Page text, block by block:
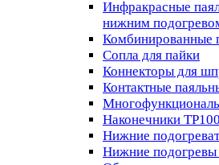
Инфракрасные
нижним
Комбинированные
Сопла для пайки
Коннекторы для
Контактные
Наконечники TP100
Нижние
Нижние